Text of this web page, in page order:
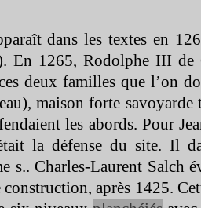
dans les textes en
En 1265, Rodolphe III de
ces deux familles que l’on
maison forte
les abords. Pour
la défense du site. Il
s.. Charles-Laurent Salch
construction, après 1425.